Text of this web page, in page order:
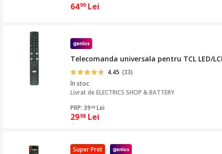
6499 Lei
Telecomanda universala pentru TCL LED/
4.45 (33)
în stoc
Livrat deELECTRICS SHOP & BATTERY
PRP: 39 93 Lei
2998 Lei
Super Pret